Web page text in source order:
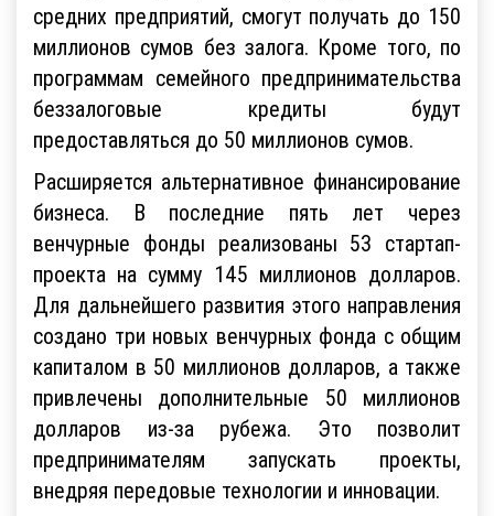
средних предприятий, смогут получать до 150
миллионов сумов без залога. Кроме того, по
программам семейного предпринимательства
беззалоговые кредиты будут
предоставляться до 50 миллионов сумов.
Расширяется альтернативное финансирование
бизнеса. В последние пять лет через
венчурные фонды реализованы 53 стартап-
проекта на сумму 145 миллионов долларов.
Для дальнейшего развития этого направления
создано три новых венчурных фонда с общим
капиталом в 50 миллионов долларов, а также
привлечены дополнительные 50 миллионов
долларов из-за рубежа. Это позволит
предпринимателям запускать проекты,
внедряя передовые технологии и инновации.